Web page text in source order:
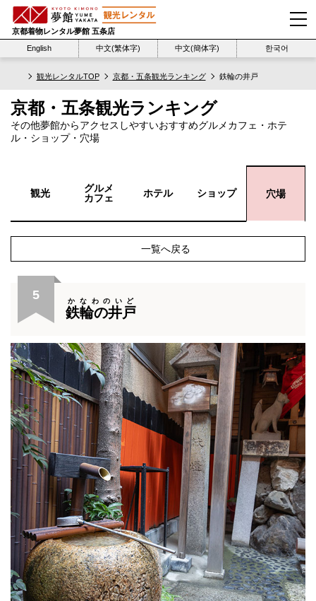
京都着物レンタル夢館 五条店
English
中文(繁体字) 中文(簡体字) 한국어
観光レンタルTOP 京都・五条観光ランキング 鉄輪の井戸
京都・五条観光ランキング
その他夢館からアクセスしやすいおすすめグルメカフェ・ホテ
ル・ショップ・穴場
観光
グルメ
カフェ
ホテル ショップ 穴場
一覧へ戻る
5
鉄輪の井戸
かなわのいど